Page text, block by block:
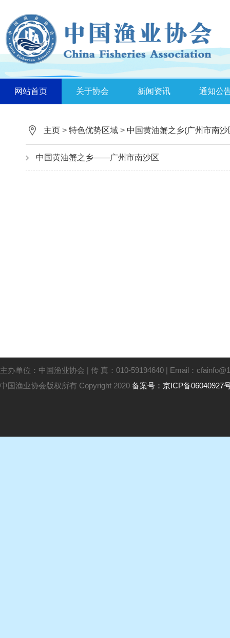
网站首页 关于协会 新闻资讯 通知公
主页 > 特色优势区域 > 中国黄油蟹之乡(广州市南沙
中国黄油蟹之乡——广州市南沙区
主办单位：中国渔业协会 | 传 真：010-59194640 | Email：
中国渔业协会版权所有 Copyright 2020 备案号：京ICP备06040927